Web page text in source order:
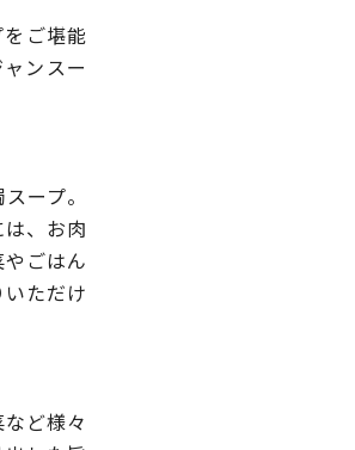
ご堪能
ンスー
ープ。
、お肉
ごはん
ただけ
ど様々